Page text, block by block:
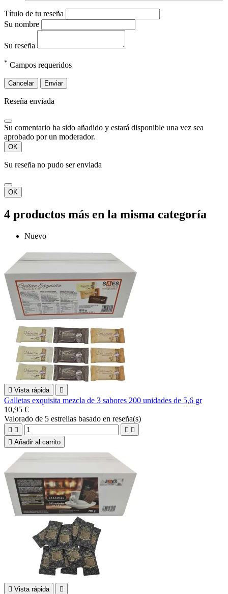
Título de tu reseña
Su nombre
Su reseña
* Campos requeridos
Cancelar Enviar
Reseña enviada
Su comentario ha sido añadido y estará disponible una vez sea
aprobado por un moderador.
OK
Su reseña no pudo ser enviada
OK
4 productos más en la misma categoría
Nuevo
 Vista rápida 
Galletas exquisita mezcla de 3 sabores 200 unidades de 5,6 gr
10,95 €
Valorado de 5 estrellas basado en reseña(s)
   
 Añadir al carrito
 Vista rápida 